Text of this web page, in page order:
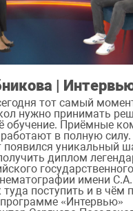
|
тот самый
нужно принимать
обучение. Приёмные
в полную
появился уникальный
диплом
государственного
имени С.А.
туда поступить и в чём
«Интервью»